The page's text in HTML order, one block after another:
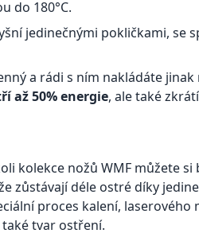
do 180°C.
jedinečnými pokličkami,
a rádi s ním nakládáte
až 50% energie, ale také
kolekce nožů WMF můžete si
zůstávají déle ostré díky
proces kalení,
tvar ostření.